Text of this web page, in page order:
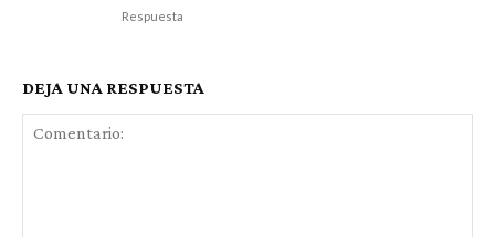
Respuesta
DEJA UNA RESPUESTA